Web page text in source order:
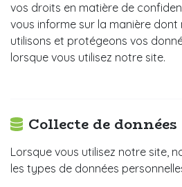
vos droits en matière de
vous informe sur la manière dont
utilisons et protégeons vos
lorsque vous utilisez notre site.
Collecte de données
Lorsque vous utilisez notre site,
les types de données